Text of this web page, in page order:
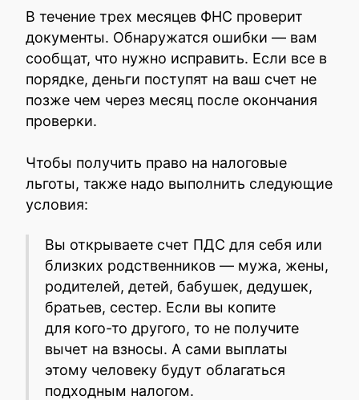
В течение трех месяцев ФНС проверит
документы. Обнаружатся ошибки — вам
сообщат, что нужно исправить. Если все в
порядке, деньги поступят на ваш счет не
позже чем через месяц после окончания
проверки.
Чтобы получить право на налоговые
льготы, также надо выполнить следующие
условия:
Вы открываете счет ПДС для себя или
близких родственников — мужа, жены,
родителей, детей, бабушек, дедушек,
братьев, сестер. Если вы копите
для кого-то другого, то не получите
вычет на взносы. А сами выплаты
этому человеку будут облагаться
подходным налогом.